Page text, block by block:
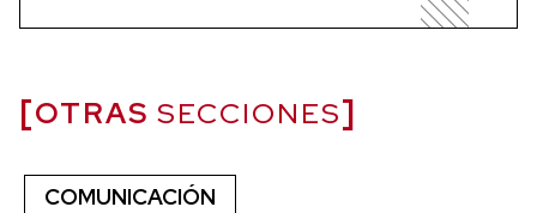
OTRAS SECCIONES
COMUNICACIÓN